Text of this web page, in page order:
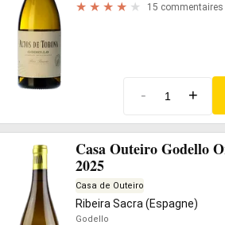
15 commentaires
- +
Casa Outeiro Godello
2025
Casa de Outeiro
Ribeira Sacra (Espagne)
Godello